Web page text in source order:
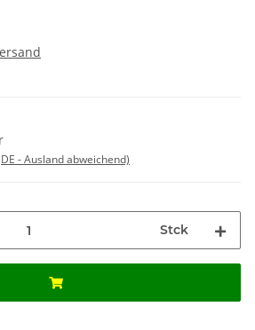
- Ausland abweichend)
Stck